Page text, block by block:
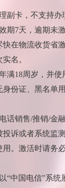
副卡，不支持办
期7天，逾期未
快在物流收货省
名。
满18周岁，并
身份证、黑名单
话销售/推销/金
投诉或者系统监
用。激活时请务
“中国电信”系统